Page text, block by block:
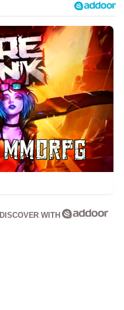
DISCOVER WITH